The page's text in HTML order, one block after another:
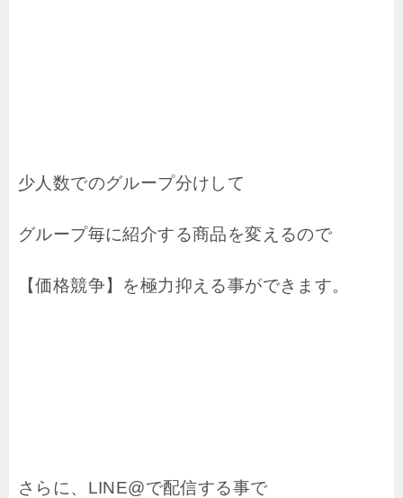
少人数でのグループ分けして
グループ毎に紹介する商品を変えるので
【価格競争】を極力抑える事ができます。
さらに、LINE@で配信する事で